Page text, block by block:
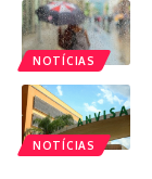
NOTÍCIAS
NOTÍCIAS